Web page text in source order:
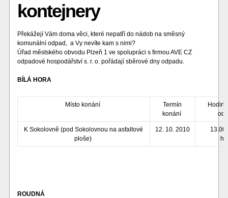
kontejnery
Překážejí Vám doma věci, které nepatří do nádob na směsný
komunální odpad, a Vy nevíte kam s nimi?
Úřad městského obvodu Plzeň 1 ve spolupráci s firmou AVE CZ
odpadové hospodářství s. r. o. pořádají sběrové dny odpadu.
BÍLÁ HORA
Místo konání
Termín
konání
K Sokolovně (pod Sokolovnou na asfaltové
ploše)
12. 10. 2010
13.00
ROUDNÁ